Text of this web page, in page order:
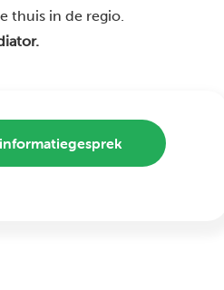
thuis in de regio.